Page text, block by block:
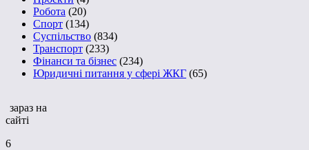
Робота (20)
Спорт (134)
Суспільство (834)
Транспорт (233)
Фінанси та бізнес (234)
Юридичні питання у сфері ЖКГ (65)
зараз на
сайті
6